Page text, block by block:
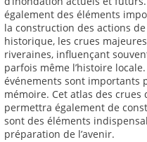
également des éléments
la construction des actions de
historique, les crues
riveraines, influençant
parfois même l’histoire
événements sont importants
mémoire. Cet atlas des
permettra également de
sont des éléments
préparation de l’avenir.